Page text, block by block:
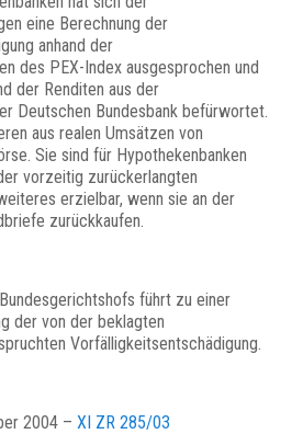
eine Berechnung der
anhand der
des PEX-Index ausgesprochen und
der Renditen aus der
Deutschen Bundesbank befürwortet.
aus realen Umsätzen von
Sie sind für Hypothekenbanken
vorzeitig zurückerlangten
erzielbar, wenn sie an der
zurückkaufen.
führt zu einer
der von der beklagten
Vorfälligkeitsentschädigung.
2004 – XI ZR 285/03